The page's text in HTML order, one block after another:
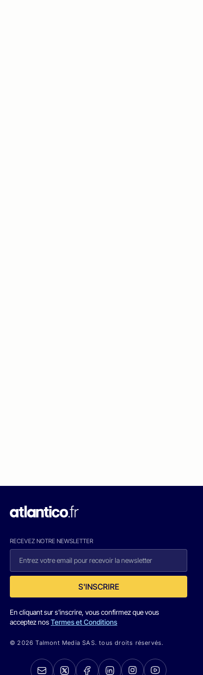
RECEVEZ NOTRE NEWSLETTER
S'INSCRIRE
En cliquant sur s'inscrire, vous confirmez que vous
acceptez nosTermes et Conditions
© 2026 Talmont Media SAS. tous droits réservés.